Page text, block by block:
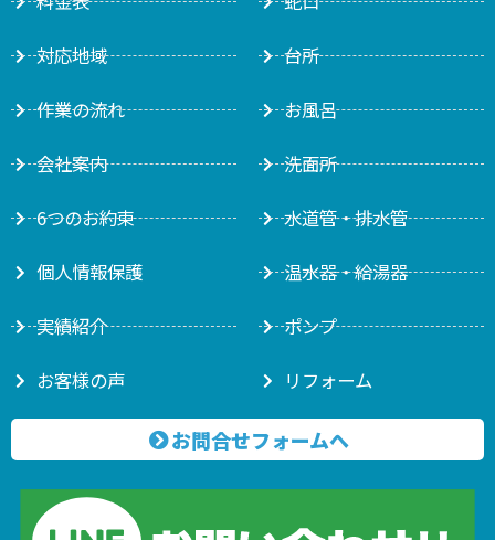
対応地域
作業の流れ
会社案内
6つのお約束
個人情報保護
実績紹介
お客様の声
台所
お風呂
洗面所
水道管・排水管
温水器・給湯器
ポンプ
リフォーム
お問合せフォームへ